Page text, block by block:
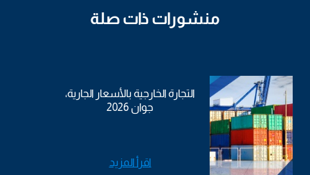
منشورات ذات صلة
التجارة الخارجية بالأسعار الجارية،
جوان 2026
اقرأ المزيد